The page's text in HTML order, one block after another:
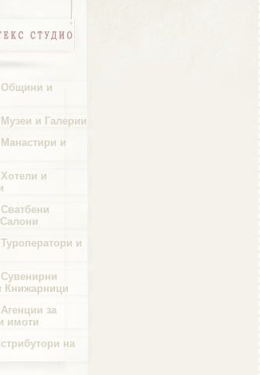
Общини и
и Галерии
и
и
и
Книжарници
за
имоти
на